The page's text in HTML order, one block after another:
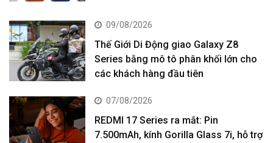
09/08/2026
Thế Giới Di Động giao Galaxy Z8
Series bằng mô tô phân khối lớn cho
các khách hàng đầu tiên
07/08/2026
REDMI 17 Series ra mắt: Pin
7.500mAh, kính Gorilla Glass 7i, hỗ trợ